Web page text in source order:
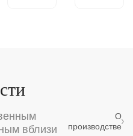
вблизи
О
производстве